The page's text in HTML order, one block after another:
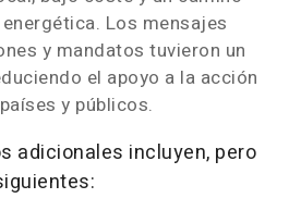
Los mensajes
y mandatos tuvieron un
el apoyo a la acción
y públicos.
adicionales incluyen, pero